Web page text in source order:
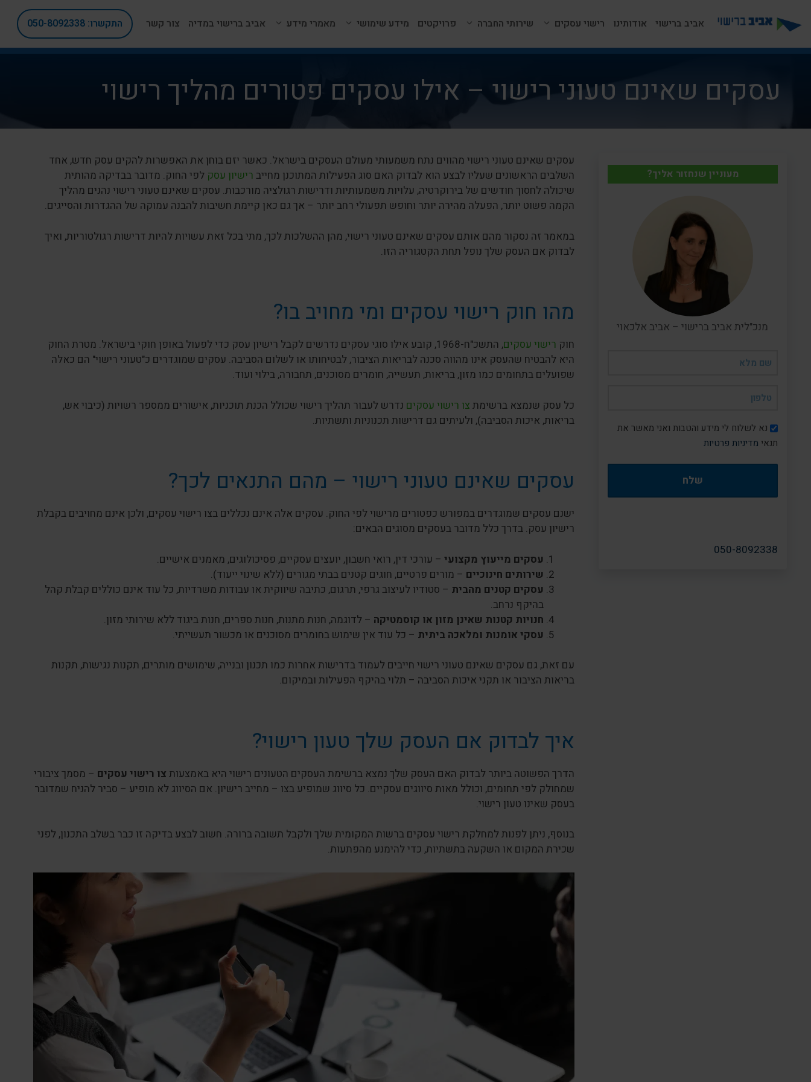
לתוכן
אביב ברישוי אודותינו רישוי עסקים שירותי החברה פרויקטים מידע שימושי מאמרי מידע אביב ברישוי במדיה צור קשר התקשרו: 050-8092338
עסקים שאינם טעוני רישוי – אילו עסקים פטורים מהליך רישוי
עסקים שאינם טעוני רישוי מהווים נתח משמעותי מעולם העסקים בישראל. כאשר יזם בוחן את האפשרות להקים עסק חדש, אחד
השלבים הראשונים שעליו לבצע הוא לבדוק האם סוג הפעילות המתוכנן מחייב רישיון עסק לפי החוק. מדובר בבדיקה מהותית
שיכולה לחסוך חודשים של בירוקרטיה, עלויות משמעותיות ודרישות רגולציה מורכבות. עסקים שאינם טעוני רישוי נהנים מהליך
הקמה פשוט יותר, הפעלה מהירה יותר וחופש תפעולי רחב יותר – אך גם כאן קיימת חשיבות להבנה עמוקה של ההגדרות והסייגים.
במאמר זה נסקור מהם אותם עסקים שאינם טעוני רישוי, מהן ההשלכות לכך, מתי בכל זאת עשויות להיות דרישות רגולטוריות, ואיך
לבדוק אם העסק שלך נופל תחת הקטגוריה הזו.
מהו חוק רישוי עסקים ומי מחויב בו?
חוק רישוי עסקים
, התשכ"ח-1968, קובע אילו סוגי עסקים נדרשים לקבל רישיון עסק כדי לפעול באופן חוקי בישראל. מטרת החוק
היא להבטיח שהעסק אינו מהווה סכנה לבריאות הציבור, לבטיחותו או לשלום הסביבה. עסקים שמוגדרים כ"טעוני רישוי" הם כאלה
שפועלים בתחומים כמו מזון, בריאות, תעשייה, חומרים מסוכנים, תחבורה, בילוי ועוד.
כל עסק שנמצא ברשימת צו רישוי עסקים נדרש לעבור תהליך רישוי שכולל הכנת תוכניות, אישורים ממספר רשויות (כיבוי אש,
בריאות, איכות הסביבה), ולעיתים גם דרישות תכנוניות ותשתיות.
עסקים שאינם טעוני רישוי – מהם התנאים לכך?
ישנם עסקים שמוגדרים במפורש כפטורים מרישוי לפי החוק. עסקים אלה אינם נכללים בצו רישוי עסקים, ולכן אינם מחויבים בקבלת
רישיון עסק. בדרך כלל מדובר בעסקים מסוגים הבאים:
עסקים מייעוץ מקצועי – עורכי דין, רואי חשבון, יועצים עסקיים, פסיכולוגים, מאמנים אישיים.
שירותים חינוכיים – מורים פרטיים, חוגים קטנים בבתי מגורים (ללא שינוי ייעוד).
עסקים קטנים מהבית – סטודיו לעיצוב גרפי, תרגום, כתיבה שיווקית או עבודות משרדיות, כל עוד אינם כוללים קבלת קהל
בהיקף נרחב.
חנויות קטנות שאינן מזון או קוסמטיקה – לדוגמה, חנות מתנות, חנות ספרים, חנות ביגוד ללא שירותי מזון.
עסקי אומנות ומלאכה ביתית – כל עוד אין שימוש בחומרים מסוכנים או מכשור תעשייתי.
עם זאת, גם עסקים שאינם טעוני רישוי חייבים לעמוד בדרישות אחרות כמו תכנון ובנייה, שימושים מותרים, תקנות נגישות, תקנות
בריאות הציבור או תקני איכות הסביבה – תלוי בהיקף הפעילות ובמיקום.
איך לבדוק אם העסק שלך טעון רישוי?
הדרך הפשוטה ביותר לבדוק האם העסק שלך נמצא ברשימת העסקים הטעונים רישוי היא באמצעות צו רישוי עסקים – מסמך ציבורי
שמחולק לפי תחומים, וכולל מאות סיווגים עסקיים. כל סיווג שמופיע בצו – מחייב רישיון. אם הסיווג לא מופיע – סביר להניח שמדובר
בעסק שאינו טעון רישוי.
בנוסף, ניתן לפנות למחלקת רישוי עסקים ברשות המקומית שלך ולקבל תשובה ברורה. חשוב לבצע בדיקה זו כבר בשלב התכנון, לפני
שכירת המקום או השקעה בתשתיות, כדי להימנע מהפתעות.
מעוניין שנחזור אליך?
מנכ"לית אביב ברישוי – אביב אלכאוי
דיוורנא לשלוח לי מידע והטבות ואני מאשר את
תנאי מדיניות פרטיות
050-8092338